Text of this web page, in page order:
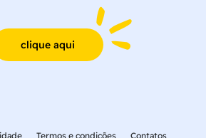
clique aqui
Termos e condições Contatos